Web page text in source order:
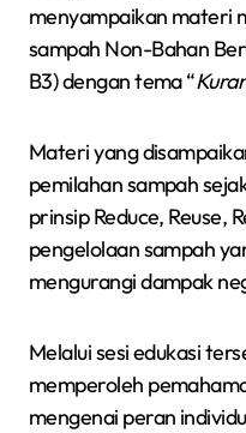
menyampaikan materi
sampah Non-Bahan
B3) dengan tema “
Materi yang
pemilahan sampah
prinsip Reduce, Reuse,
pengelolaan sampah
mengurangi dampak
Melalui sesi edukasi
memperoleh
mengenai peran